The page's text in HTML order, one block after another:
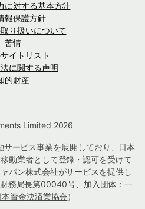
に対する基本方針
報保護方針
り扱いについて
苦情
イトリスト
に関する声明
的財産
Limited 2026
ービス事業を展開しており、日本
動業者として登録・認可を受けて
パン株式会社がサービスを提供し
務局長第00040号、加入団体：一
資金決済業協会）